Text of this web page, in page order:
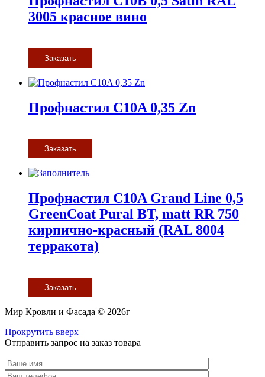
3005 красное вино
Заказать
Профнастил С10A 0,35 Zn
Заказать
Профнастил С10A Grand Line 0,5
GreenCoat Pural BT, matt RR 750
кирпично-красный (RAL 8004
терракота)
Заказать
Мир Кровли и Фасада © 2026г
Прокрутить вверх
Отправить запрос на заказ товара